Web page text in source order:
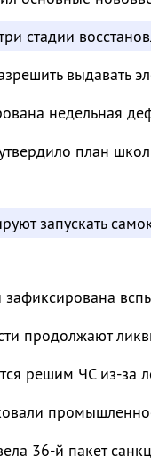
стадии
выдавать
недельная
план
запускать
зафиксирована
продолжают
решим ЧС из-за
36-й пакет